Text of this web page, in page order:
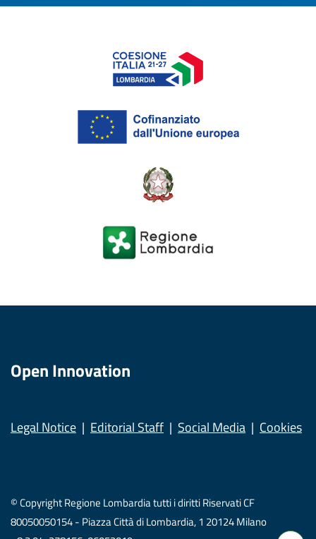
Open Innovation
Legal Notice Editorial Staff Social Media Cookies
© Copyright Regione Lombardia tutti i diritti Riservati CF
80050050154 - Piazza Città di Lombardia, 1 20124 Milano